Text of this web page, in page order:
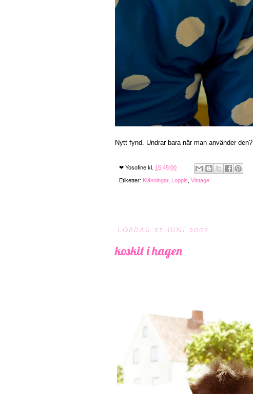
Nytt fynd. Undrar bara när man använder den?
❤ Yosofine kl. 15:45:00
Etiketter: Klänningar, Loppis Vintage
LÖRDAG 27 JUNI 2009
koskit i hagen